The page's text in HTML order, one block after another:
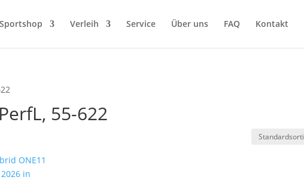
Sportshop Verleih Service Über uns FAQ Kontakt
55-622